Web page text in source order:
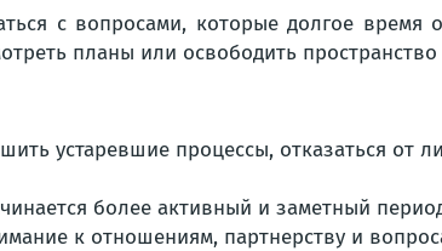
с вопросами, которые долгое время
планы или освободить
устаревшие процессы, отказаться от
более активный и заметный
к отношениям, партнерству и